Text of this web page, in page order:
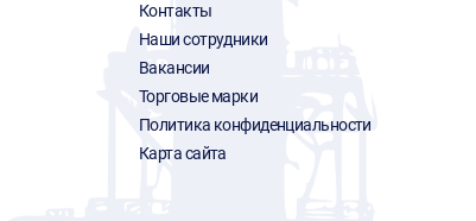
Контакты
Наши сотрудники
Вакансии
Торговые марки
Политика конфиденциальности
Карта сайта